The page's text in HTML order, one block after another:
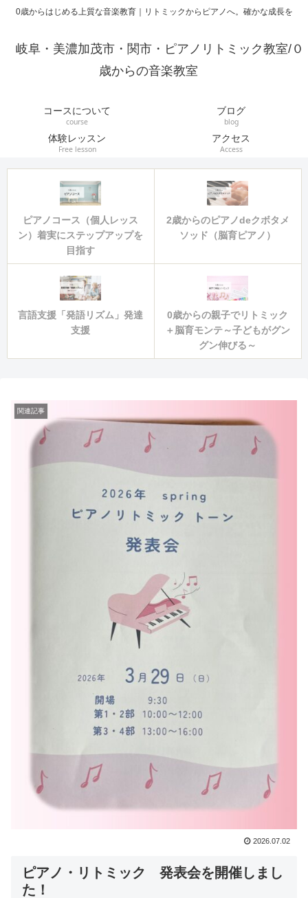
0歳からはじめる上質な音楽教育｜リトミックからピアノへ。確かな成長を
岐阜・美濃加茂市・関市・ピアノリトミック教室/０
歳からの音楽教室
コースについて
course
ブログ
blog
体験レッスン
Free lesson
アクセス
Access
ピアノコース（個人レッス
ン）着実にステップアップを
目指す
2歳からのピアノdeクボタメ
ソッド（脳育ピアノ）
言語支援「発語リズム」発達
支援
0歳からの親子でリトミック
＋脳育モンテ～子どもがグン
グン伸びる～
関連記事
2026.07.02
ピアノ・リトミック 発表会を開催しまし
た！